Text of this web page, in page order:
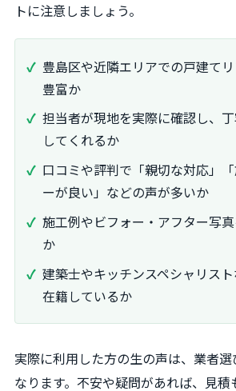
トに注意しましょう。
豊島区や近隣エリアでの戸建て
豊富か
担当者が現地を実際に確認し、
してくれるか
口コミや評判で「親切な対応」
ーが良い」などの声が多いか
施工例やビフォー・アフター写
か
建築士やキッチンスペシャリス
在籍しているか
実際に利用した方の生の声は、業者
なります。不安や疑問があれば、見積